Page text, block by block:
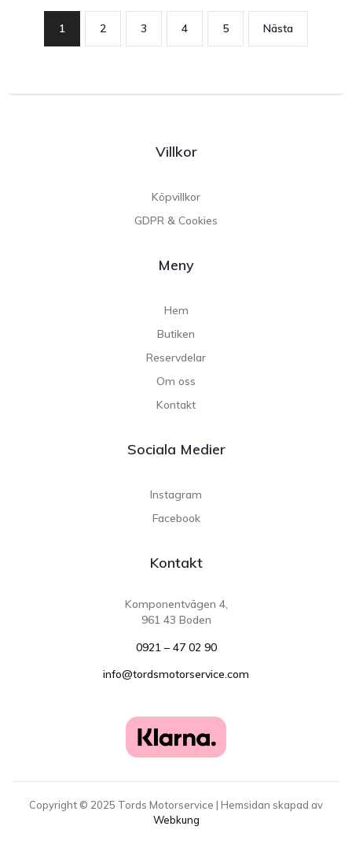
1 2 3 4 5 Nästa
Villkor
Köpvillkor
GDPR & Cookies
Meny
Hem
Butiken
Reservdelar
Om oss
Kontakt
Sociala Medier
Instagram
Facebook
Kontakt
Komponentvägen 4,
961 43 Boden
0921 – 47 02 90
info@tordsmotorservice.com
Copyright © 2025 Tords Motorservice | Hemsidan skapad av
Webkung